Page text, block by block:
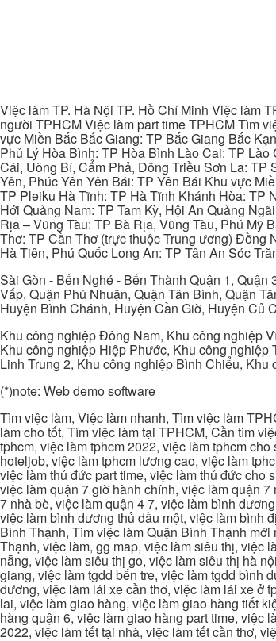
Việc làm TP. Hà Nội TP. Hồ Chí Minh Việc làm
người TPHCM Việc làm part time TPHCM Tìm
vực Miền Bắc Bắc Giang: TP Bắc Giang Bắc
Phủ Lý Hòa Bình: TP Hòa Bình Lào Cai: TP
Cái, Uông Bí, Cẩm Phả, Đông Triều Sơn La: TP
Yên, Phúc Yên Yên Bái: TP Yên Bái Khu vực
TP Pleiku Hà Tĩnh: TP Hà Tĩnh Khánh Hòa: TP
Hới Quảng Nam: TP Tam Kỳ, Hội An Quảng
Rịa – Vũng Tàu: TP Bà Rịa, Vũng Tàu, Phú Mỹ
Thơ: TP Cần Thơ (trực thuộc Trung ương)
Hà Tiên, Phú Quốc Long An: TP Tân An Sóc
Sài Gòn - Bến Nghé - Bến Thành Quận 1,
Vấp, Quận Phú Nhuận, Quận Tân Bình, Quận
Huyện Bình Chánh, Huyện Cần Giờ, Huyện Củ
Khu công nghiệp Đông Nam, Khu công nghiệp
Khu công nghiệp Hiệp Phước, Khu công
Linh Trung 2, Khu công nghiệp Bình Chiểu,
(*)note: Web demo software
Tìm việc làm, Việc làm nhanh, Tìm việc làm
làm cho tốt, Tìm việc làm tại TPHCM, Cần tìm
tphcm, việc làm tphcm 2022, việc làm tphcm
hoteljob, việc làm tphcm lương cao, việc làm
việc làm thủ đức part time, việc làm thủ đức cho
việc làm quận 7 giờ hành chính, việc làm quận
7 nhà bè, việc làm quận 4 7, việc làm bình
việc làm bình dương thủ dầu một, việc làm bình
Bình Thạnh, Tìm việc làm Quận Bình Thạnh
Thạnh, việc làm, gg map, việc làm siêu thị, việc
nẵng, việc làm siêu thị go, việc làm siêu thị hà
giang, việc làm tgdd bến tre, việc làm tgdd bình
dương, việc làm lái xe cần thơ, việc làm lái xe ở
lai, việc làm giao hàng, việc làm giao hàng tiết
hàng quận 6, việc làm giao hàng part time, việc
2022, việc làm tết tại nhà, việc làm tết cần thơ,